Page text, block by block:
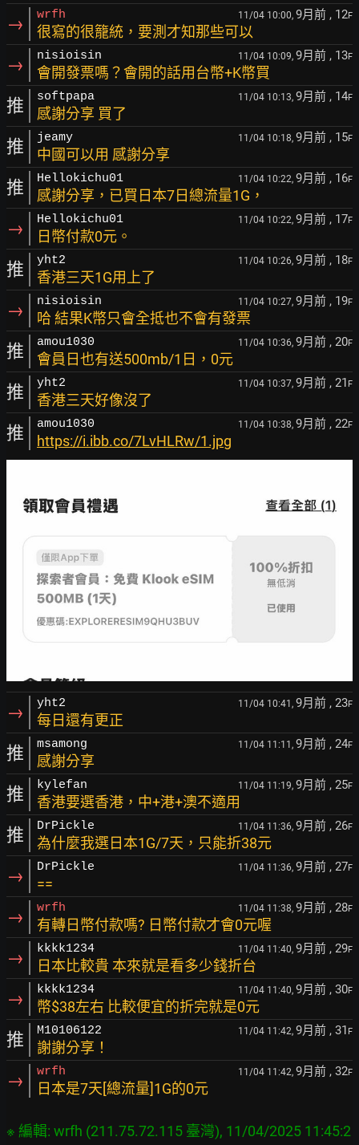
→ wrfh 11/04 10:00, 9月前 , 12F
很寫的很籠統，要測才知那些可以
→ nisioisin 11/04 10:09, 9月前 , 13F
會開發票嗎？會開的話用台幣+K幣買
推 softpapa 11/04 10:13, 9月前 , 14F
感謝分享 買了
推 jeamy 11/04 10:18, 9月前 , 15F
中國可以用 感謝分享
推 Hellokichu01 11/04 10:22, 9月前 , 16F
感謝分享，已買日本7日總流量1G，
→ Hellokichu01 11/04 10:22, 9月前 , 17F
日幣付款0元。
推 yht2 11/04 10:26, 9月前 , 18F
香港三天1G用上了
→ nisioisin 11/04 10:27, 9月前 , 19F
哈 結果K幣只會全抵也不會有發票
推 amou1030 11/04 10:36, 9月前 , 20F
會員日也有送500mb/1日，0元
推 yht2 11/04 10:37, 9月前 , 21 F
香港三天好像沒了
推 amou1030 11/04 10:38, 9月前 , 22F
https://i.ibb.co/7LvHLRw/1.jpg
→ yht2 11/04 10:41, 9月前 , 23F
每日還有更正
推 msamong 11/04 11:11, 9月前 , 24F
感謝分享
推 kylefan 11/04 11:19, 9月前 , 25F
香港要選香港，中+港+澳不適用
推 DrPickle 11/04 11:36, 9月前 , 26F
為什麼我選日本1G/7天，只能折38元
→ DrPickle 11/04 11:36, 9月前 , 27F
==
→ wrfh 11/04 11:38, 9月前 , 28F
有轉日幣付款嗎? 日幣付款才會0元喔
→ kkkk1234 11/04 11:40, 9月前 , 29F
日本比較貴 本來就是看多少錢折台
→ kkkk1234 11/04 11:40, 9月前 , 30F
幣$38左右 比較便宜的折完就是0元
推 M10106122 11/04 11:42, 9月前 , 31 F
謝謝分享！
→ wrfh 11/04 11:42, 9月前 , 32F
日本是7天[總流量]1G的0元
※ 編輯: wrfh (211.75.72.115 臺灣), 11/04/2025 11:45:2